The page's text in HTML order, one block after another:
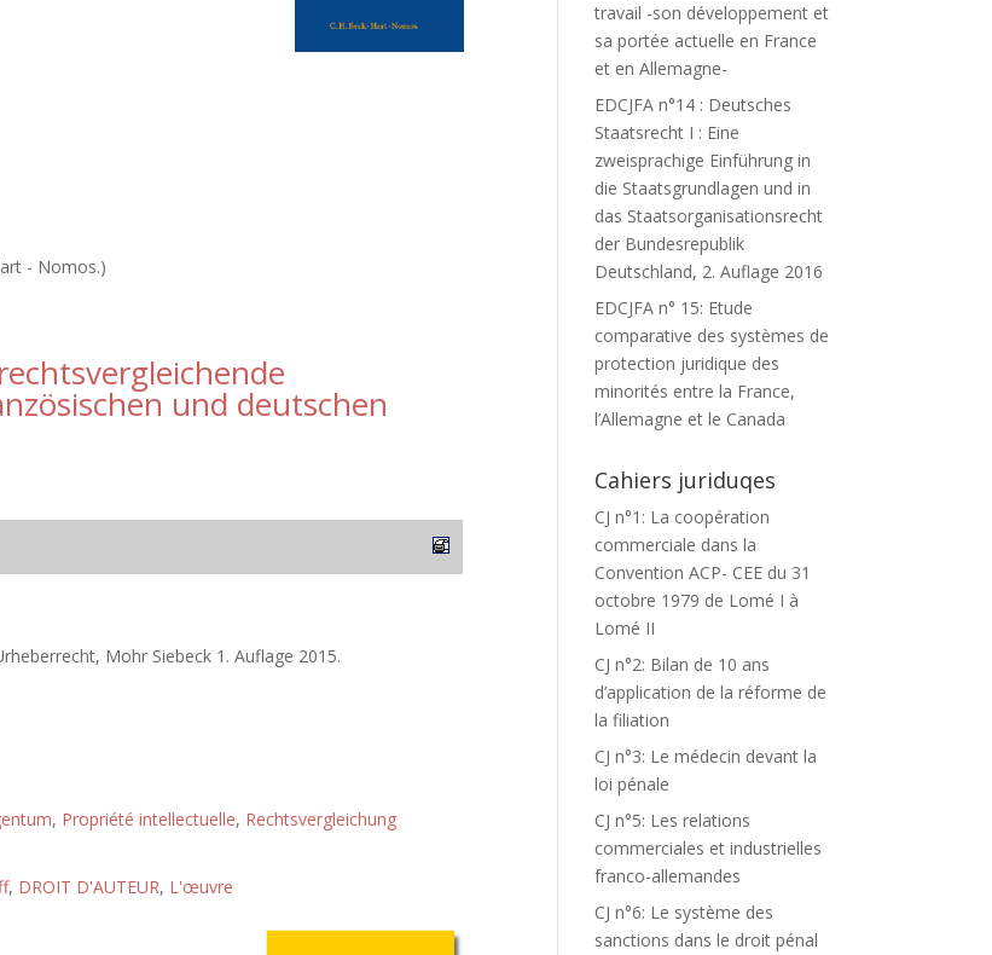
- Nomos.)
und deutschen
Mohr Siebeck 1. Auflage 2015.
, Propriété intellectuelle, Rechtsvergleichung
, DROIT D'AUTEUR, L'œuvre
travail -son développement et
sa portée actuelle en France
et en Allemagne-
EDCJFA n°14 : Deutsches
Staatsrecht I : Eine
zweisprachige Einführung in
die Staatsgrundlagen und in
das Staatsorganisationsrecht
der Bundesrepublik
Deutschland, 2. Auflage 2016
EDCJFA n° 15: Etude
comparative des systèmes de
protection juridique des
minorités entre la France,
l’Allemagne et le Canada
Cahiers juriduqes
CJ n°1: La coopération
commerciale dans la
Convention ACP- CEE du 31
octobre 1979 de Lomé I à
Lomé II
CJ n°2: Bilan de 10 ans
d’application de la réforme de
la filiation
CJ n°3: Le médecin devant la
loi pénale
CJ n°5: Les relations
commerciales et industrielles
franco-allemandes
CJ n°6: Le système des
sanctions dans le droit pénal